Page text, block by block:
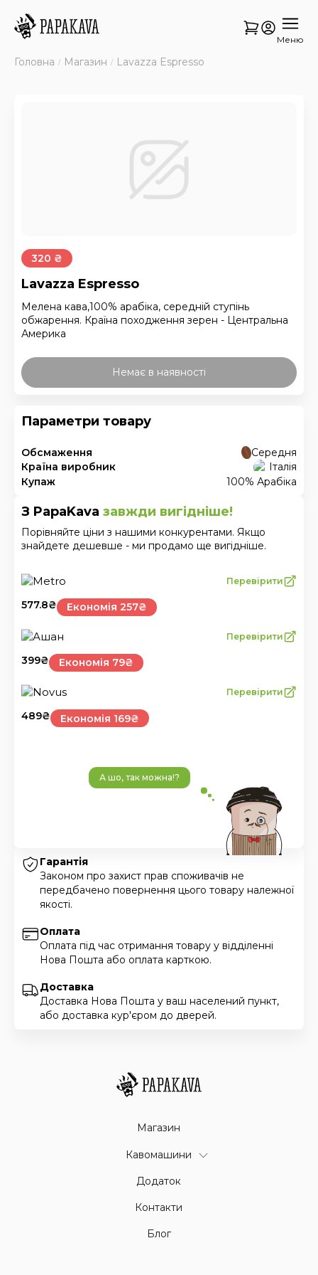
Меню
Головна Магазин Lavazza Espresso
320 ₴
Lavazza Espresso
Мелена кава,100% арабіка, середній ступінь
обжарення. Країна походження зерен - Центральна
Америка
Немає в наявності
Параметри товару
Обсмаження
Середня
Країна виробник
Італія
Купаж
100% Арабіка
З PapaKava завжди вигідніше!
Порівняйте ціни з нашими конкурентами. Якщо
знайдете дешевше - ми продамо ще вигідніше.
577.8₴ Економія 257₴
Перевірити
399₴ Економія 79₴
Перевірити
489₴ Економія 169₴
Перевірити
А шо, так можна!?
Гарантія
Законом про захист прав споживачів не
передбачено повернення цього товару належної
якості.
Оплата
Оплата під час отримання товару у відділенні
Нова Пошта або оплата карткою.
Доставка
Доставка Нова Пошта у ваш населений пункт,
або доставка кур'єром до дверей.
Магазин
Кавомашини
Додаток
Контакти
Блог